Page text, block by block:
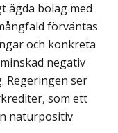
ägda bolag med
förväntas
och konkreta
negativ
Regeringen ser
som ett
naturpositiv